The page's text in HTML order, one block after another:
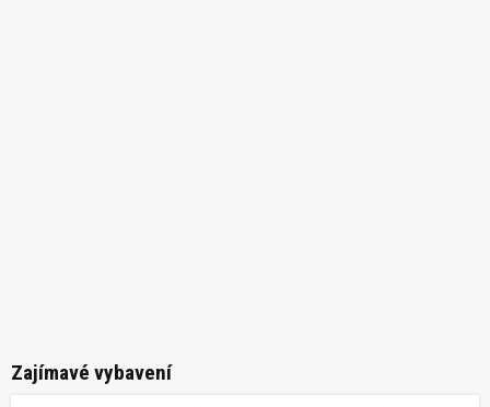
Zajímavé vybavení